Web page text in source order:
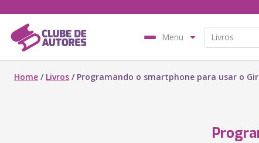
Menu
Home / Livros / Programando o smartphone para usar o